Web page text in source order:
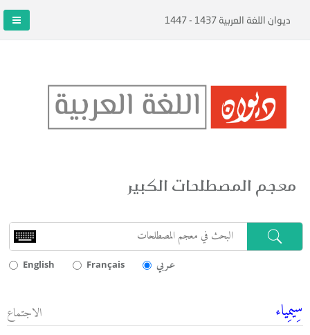
ديوان اللغة العربية 1437 - 1447
معجم المصطلحات الكبير
English Français عـربي
سِيمِياء الاجتماع